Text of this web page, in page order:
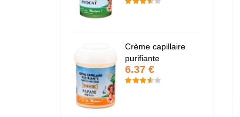
Crème capillaire
purifiante
6.37 €